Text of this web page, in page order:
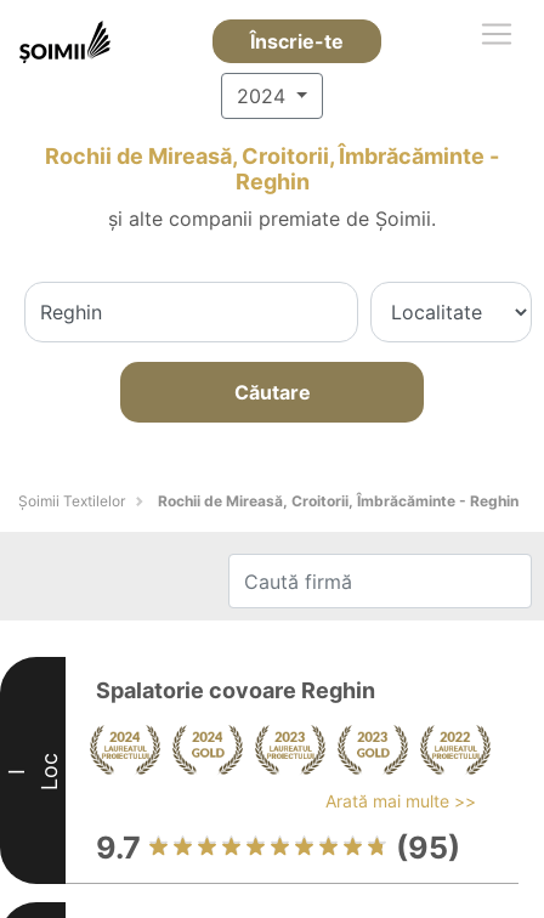
Înscrie-te
2024
Rochii de Mireasă, Croitorii, Îmbrăcăminte -
Reghin
și alte companii premiate de Șoimii.
Căutare
Șoimii Textilelor Rochii de Mireasă, Croitorii, Îmbrăcăminte - Reghin
I Loc
Spalatorie covoare Reghin
Arată mai multe >>
9.7 (95)